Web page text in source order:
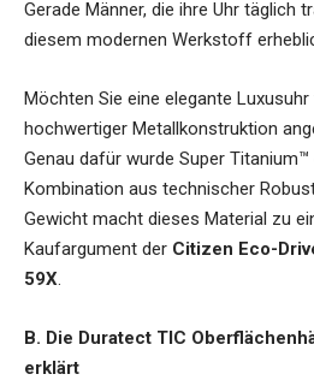
Gerade Männer, die ihre Uhr täglich
diesem modernen Werkstoff
Möchten Sie eine elegante
hochwertiger Metallkonstruktion
Genau dafür wurde Super Titanium™
Kombination aus technischer
Gewicht macht dieses Material zu
Kaufargument der Citizen Eco-
59X.
B. Die Duratect TIC
erklärt